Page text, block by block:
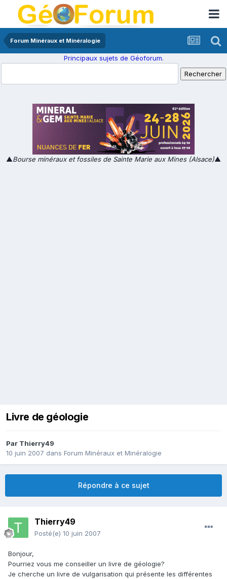
Forum Minéraux et Minéralogie
Principaux sujets de Géoforum.
▲Bourse minéraux et fossiles de Sainte Marie aux Mines (Alsace)▲
Livre de géologie
Par Thierry49
10 juin 2007 dans Forum Minéraux et Minéralogie
Répondre à ce sujet
Thierry49
Posté(e) 10 juin 2007
Bonjour,
Pourriez vous me conseiller un livre de géologie?
Je cherche un livre de vulgarisation qui présente les différentes